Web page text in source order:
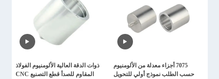
7075 أجزاء معدلة من الألومنيوم
حسب الطلب نموذج أولي للتحويل
ذوات الدقة العالية الألومنيوم الفولاذ
المقاوم للصدأ قطع التصنيع CNC